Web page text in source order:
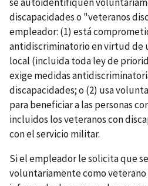
discapacidades o "veteranos
empleador: (1) está
antidiscriminatorio en virtud de
local (incluida toda ley de
exige medidas
discapacidades; o (2) usa
para beneficiar a las personas
incluidos los veteranos con
con el servicio militar.
Si el empleador le solicita que
voluntariamente como